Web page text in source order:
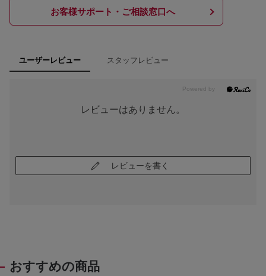
お客様サポート・ご相談窓口へ
ユーザーレビュー スタッフレビュー
レビューはありません。
レビューを書く
おすすめの商品